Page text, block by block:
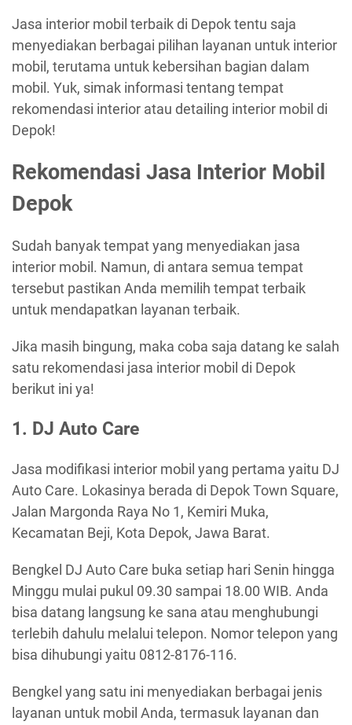
Jasa interior mobil terbaik di Depok tentu saja
menyediakan berbagai pilihan layanan untuk interior
mobil, terutama untuk kebersihan bagian dalam
mobil. Yuk, simak informasi tentang tempat
rekomendasi interior atau detailing interior mobil di
Depok!
Rekomendasi Jasa Interior Mobil
Depok
Sudah banyak tempat yang menyediakan jasa
interior mobil. Namun, di antara semua tempat
tersebut pastikan Anda memilih tempat terbaik
untuk mendapatkan layanan terbaik.
Jika masih bingung, maka coba saja datang ke salah
satu rekomendasi jasa interior mobil di Depok
berikut ini ya!
1. DJ Auto Care
Jasa modifikasi interior mobil yang pertama yaitu DJ
Auto Care. Lokasinya berada di Depok Town Square,
Jalan Margonda Raya No 1, Kemiri Muka,
Kecamatan Beji, Kota Depok, Jawa Barat.
Bengkel DJ Auto Care buka setiap hari Senin hingga
Minggu mulai pukul 09.30 sampai 18.00 WIB. Anda
bisa datang langsung ke sana atau menghubungi
terlebih dahulu melalui telepon. Nomor telepon yang
bisa dihubungi yaitu 0812-8176-116.
Bengkel yang satu ini menyediakan berbagai jenis
layanan untuk mobil Anda, termasuk layanan dan